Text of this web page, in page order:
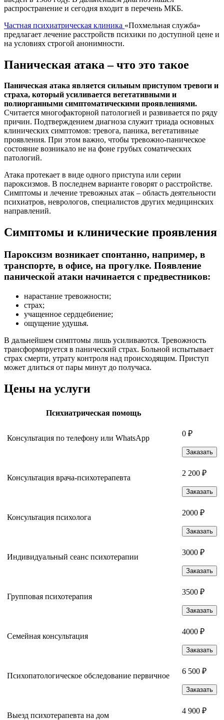
распространение и сегодня входит в перечень МКБ.
Частная психиатрическая клиника «Похмельная служба»
предлагает лечение расстройств психики по доступной цене и
на условиях строгой анонимности.
Паническая атака – что это такое
Паническая атака является сильным приступом тревоги и
страха, который усиливается вегетативными и
полиорганными симптоматическими проявлениями.
Считается многофакторной патологией и развивается по ряду
причин. Подтверждением диагноза служит триада основных
клинических симптомов: тревога, паника, вегетативные
проявления. При этом важно, чтобы тревожно-паническое
состояние возникало не на фоне грубых соматических
патологий.
Атака протекает в виде одного приступа или серии
пароксизмов. В последнем варианте говорят о расстройстве.
Симптомы и лечение тревожных атак – область деятельности
психиатров, неврологов, специалистов других медицинских
направлений.
Симптомы и клинические проявления
Пароксизм возникает спонтанно, например, в
транспорте, в офисе, на прогулке. Появление
панической атаки начинается с предвестников:
нарастание тревожности;
страх;
учащенное сердцебиение;
ощущение удушья.
В дальнейшем симптомы лишь усиливаются. Тревожность
трансформируется в панический страх. Больной испытывает
страх смерти, утрату контроля над происходящим. Приступ
может длиться от пары минут до получаса.
Цены на услуги
Психиатрическая помощь
Консультация по телефону или WhatsApp
0 ₽
Заказать
Консультация врача-психотерапевта
2 200 ₽
Заказать
Консультация психолога
2000 ₽
Заказать
Индивидуальный сеанс психотерапии
3000 ₽
Заказать
Групповая психотерапия
3500 ₽
Заказать
Семейная консультация
4000 ₽
Заказать
Психопатологическое обследование первичное
6 500 ₽
Заказать
Выезд психотерапевта на дом
4 900 ₽